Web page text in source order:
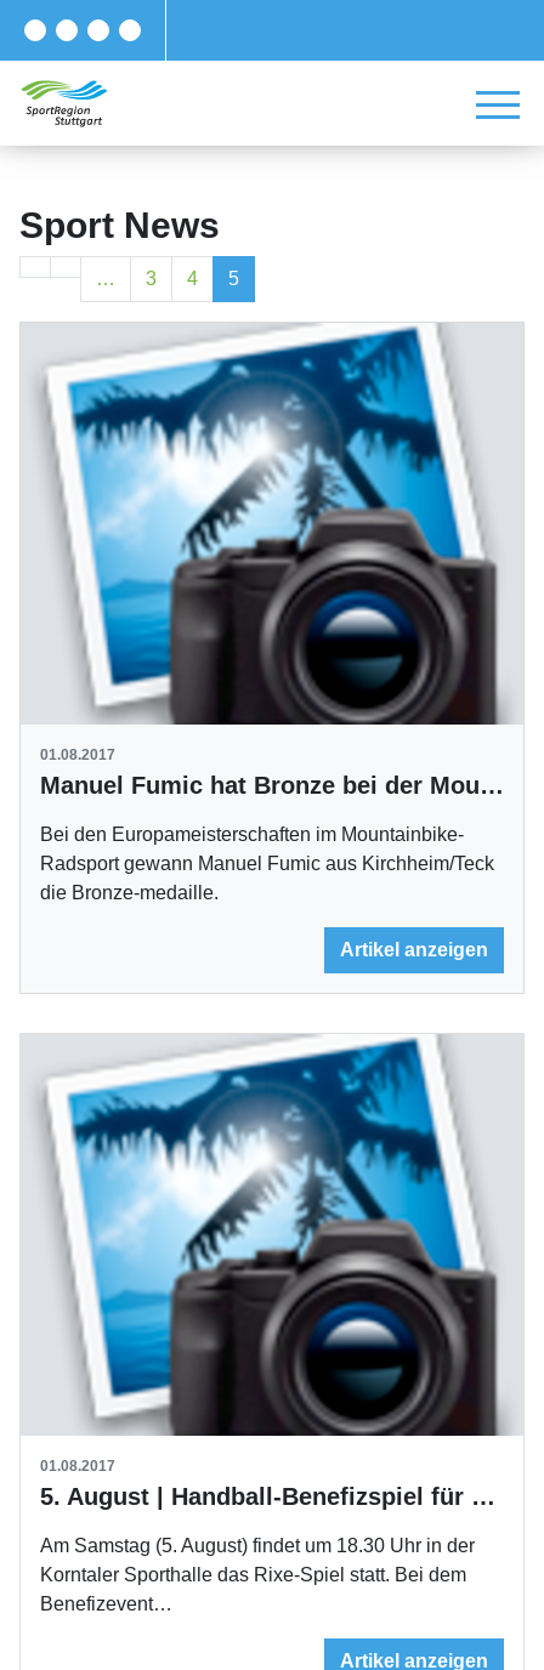
Sport News
… 3 4 5
01.08.2017
Manuel Fumic hat Bronze bei der Mountainbike-EM gewonnen
Bei den Europameisterschaften im Mountainbike-
Radsport gewann Manuel Fumic aus Kirchheim/Teck
die Bronze-medaille.
Artikel anzeigen
01.08.2017
5. August | Handball-Benefizspiel für die gute Sache in Korntal
Am Samstag (5. August) findet um 18.30 Uhr in der
Korntaler Sporthalle das Rixe-Spiel statt. Bei dem
Benefizevent…
Artikel anzeigen